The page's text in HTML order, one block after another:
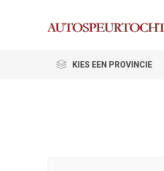
KIES EEN PROVINCIE